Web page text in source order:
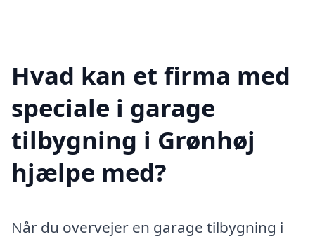
Hvad kan et firma med
speciale i garage
tilbygning i Grønhøj
hjælpe med?
Når du overvejer en garage tilbygning i